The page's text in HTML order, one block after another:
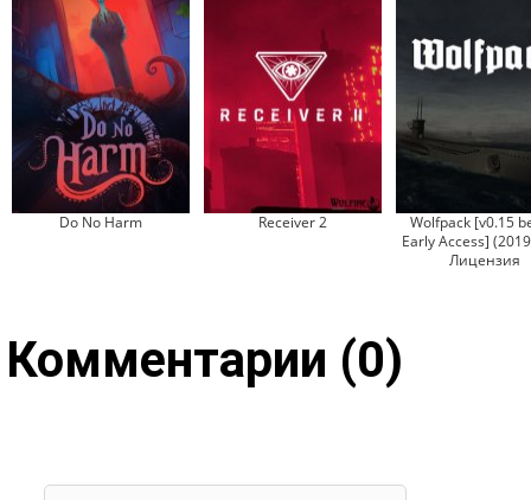
Do No Harm Receiver 2
Wolfpack [v0.15
Early Access]
Лицензия
Комментарии (0)